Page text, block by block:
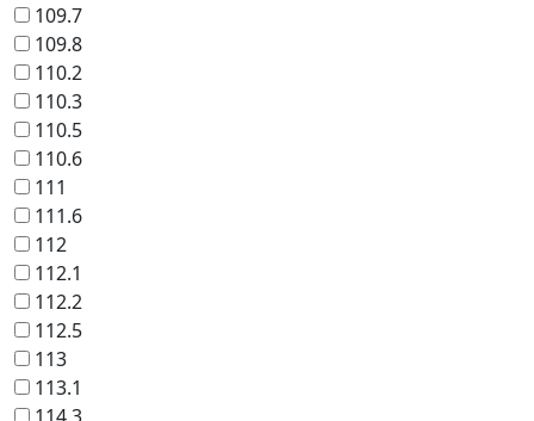
109.7
109.8
110.2
110.3
110.5
110.6
111
111.6
112
112.1
112.2
112.5
113
113.1